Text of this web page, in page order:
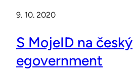
9. 10. 2020
S MojeID na český
egovernment